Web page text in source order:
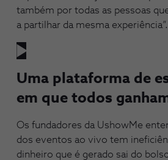
também por todas as pessoas
a partilhar da mesma experiência”.
Uma plataforma de
em que todos
Os fundadores da UshowMe
dos eventos ao vivo tem
dinheiro que é gerado sai do